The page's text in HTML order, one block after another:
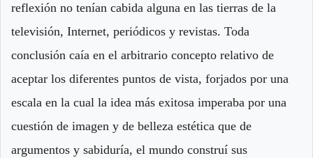
reflexión no tenían cabida alguna en las tierras de la
televisión, Internet, periódicos y revistas. Toda
conclusión caía en el arbitrario concepto relativo de
aceptar los diferentes puntos de vista, forjados por una
escala en la cual la idea más exitosa imperaba por una
cuestión de imagen y de belleza estética que de
argumentos y sabiduría, el mundo construí sus